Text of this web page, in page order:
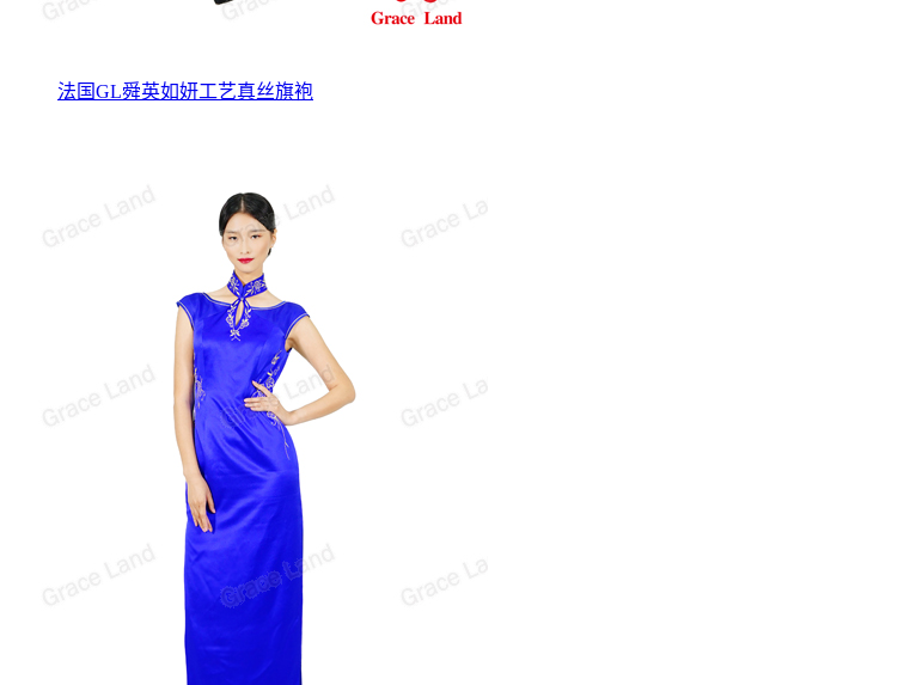
法国GL舜英如妍工艺真丝旗袍